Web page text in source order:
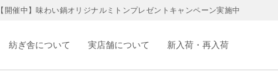
【開催中】味わい鍋オリジナルミトンプレゼントキャンペーン実施中
紡ぎ舎について 実店舗について 新入荷・再入荷